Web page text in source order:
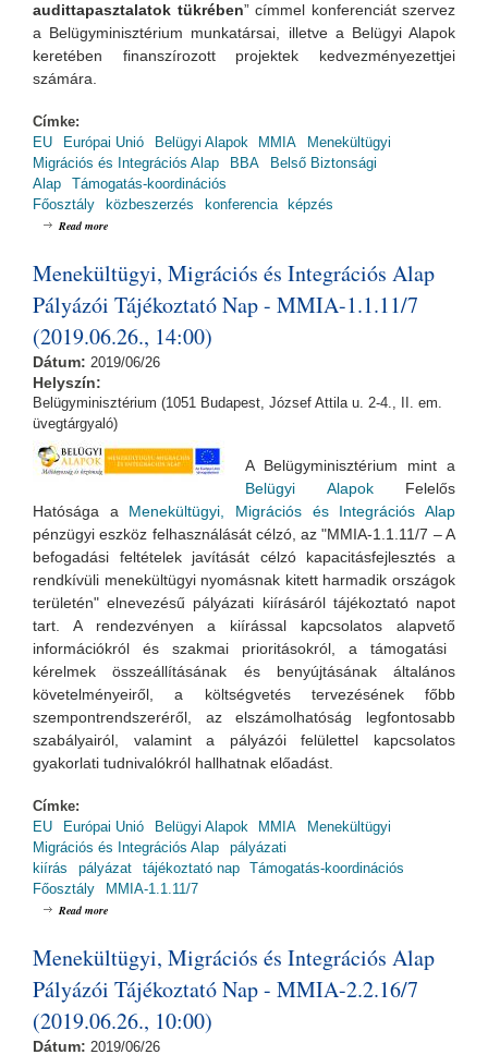
audittapasztalatok tükrében” címmel konferenciát szervez
a Belügyminisztérium munkatársai, illetve a Belügyi Alapok
keretében finanszírozott projektek kedvezményezettjei
számára.
Címke:
EU
Európai Unió Belügyi Alapok MMIA
Menekültügyi
Migrációs és Integrációs Alap
BBA
Belső Biztonsági
Alap
Támogatás-koordinációs
Főosztály
közbeszerzés konferencia képzés
Read more
Menekültügyi, Migrációs és Integrációs Alap
Pályázói Tájékoztató Nap - MMIA-1.1.11/7
(2019.06.26., 14:00)
Dátum: 2019/06/26
Helyszín:
Belügyminisztérium (1051 Budapest, József Attila u. 2-4., II. em.
üvegtárgyaló)
A Belügyminisztérium mint a
Belügyi AlapokFelelős
Hatósága a Menekültügyi, Migrációs és Integrációs Alap
pénzügyi eszköz felhasználását célzó, az "MMIA-1.1.11/7 – A
befogadási feltételek javítását célzó kapacitásfejlesztés a
rendkívüli menekültügyi nyomásnak kitett harmadik országok
területén" elnevezésű pályázati kiírásáról tájékoztató napot
tart. A rendezvényen a kiírással kapcsolatos alapvető
információkról és szakmai prioritásokról, a támogatási
kérelmek összeállításának és benyújtásának általános
követelményeiről, a költségvetés tervezésének főbb
szempontrendszeréről, az elszámolhatóság legfontosabb
szabályairól, valamint a pályázói felülettel kapcsolatos
gyakorlati tudnivalókról hallhatnak előadást.
Címke:
EU
Európai Unió Belügyi Alapok MMIA
Menekültügyi
Migrációs és Integrációs Alap
pályázati
kiírás
pályázat tájékoztató nap
Támogatás-koordinációs
Főosztály
MMIA-1.1.11/7
Read more
Menekültügyi, Migrációs és Integrációs Alap
Pályázói Tájékoztató Nap - MMIA-2.2.16/7
(2019.06.26., 10:00)
Dátum: 2019/06/26